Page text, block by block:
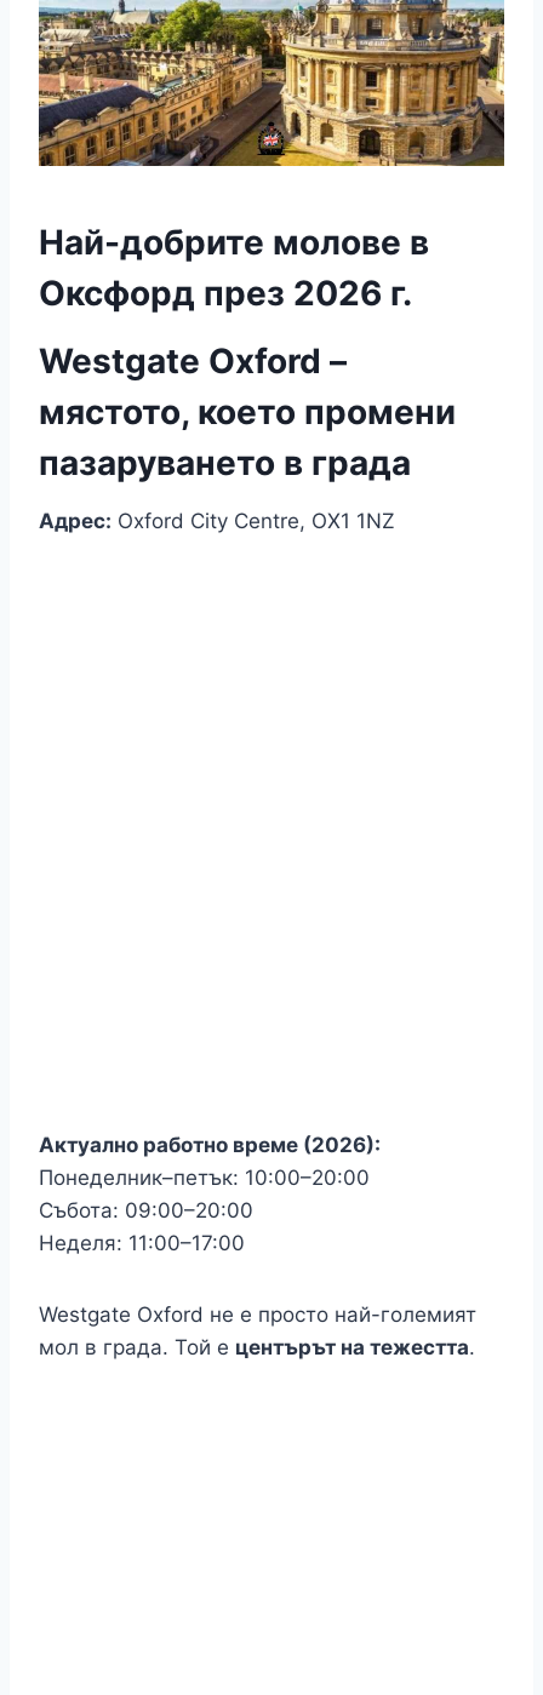
Най-добрите молове в
Оксфорд през 2026 г.
Westgate Oxford –
мястото, което промени
пазаруването в града
Адрес: Oxford City Centre, OX1 1NZ
Актуално работно време (2026):
Понеделник–петък: 10:00–20:00
Събота: 09:00–20:00
Неделя: 11:00–17:00
Westgate Oxford не е просто най-големият
мол в града. Той е центърът на тежестта.